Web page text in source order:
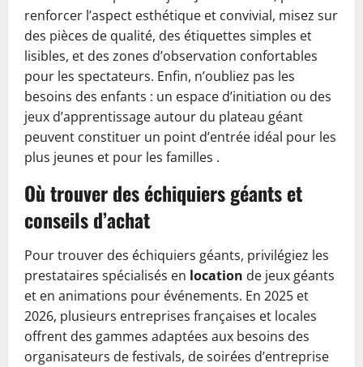
renforcer l’aspect esthétique et convivial, misez sur
des pièces de qualité, des étiquettes simples et
lisibles, et des zones d’observation confortables
pour les spectateurs. Enfin, n’oubliez pas les
besoins des enfants : un espace d’initiation ou des
jeux d’apprentissage autour du plateau géant
peuvent constituer un point d’entrée idéal pour les
plus jeunes et pour les familles .
Où trouver des échiquiers géants et
conseils d’achat
Pour trouver des échiquiers géants, privilégiez les
prestataires spécialisés en location de jeux géants
et en animations pour événements. En 2025 et
2026, plusieurs entreprises françaises et locales
offrent des gammes adaptées aux besoins des
organisateurs de festivals, de soirées d’entreprise